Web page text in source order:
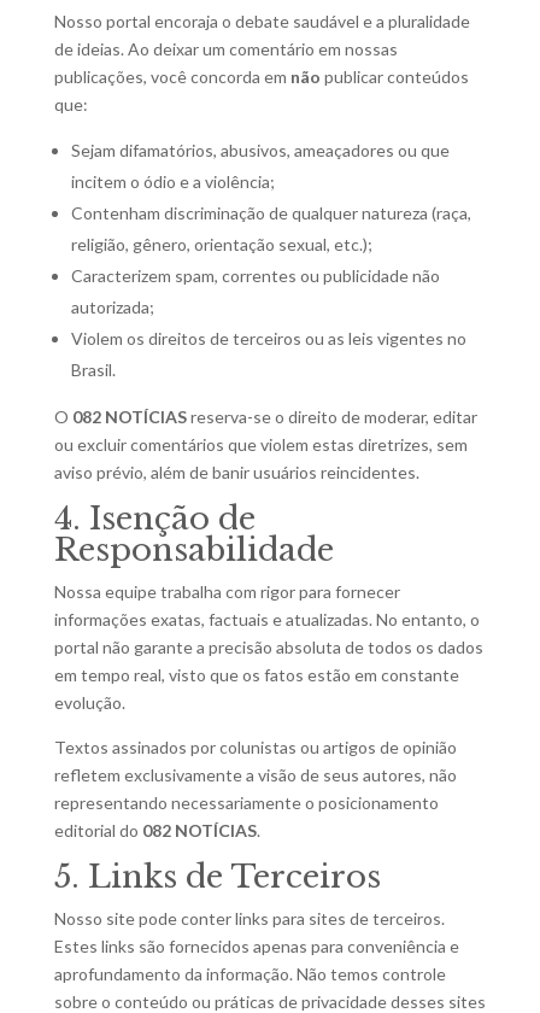
Nosso portal encoraja o debate saudável e a pluralidade
de ideias. Ao deixar um comentário em nossas
publicações, você concorda em não publicar conteúdos
que:
Sejam difamatórios, abusivos, ameaçadores ou que
incitem o ódio e a violência;
Contenham discriminação de qualquer natureza (raça,
religião, gênero, orientação sexual, etc.);
Caracterizem spam, correntes ou publicidade não
autorizada;
Violem os direitos de terceiros ou as leis vigentes no
Brasil.
O 082 NOTÍCIASreserva-se o direito de moderar, editar
ou excluir comentários que violem estas diretrizes, sem
aviso prévio, além de banir usuários reincidentes.
4. Isenção de
Responsabilidade
Nossa equipe trabalha com rigor para fornecer
informações exatas, factuais e atualizadas. No entanto, o
portal não garante a precisão absoluta de todos os dados
em tempo real, visto que os fatos estão em constante
evolução.
Textos assinados por colunistas ou artigos de opinião
refletem exclusivamente a visão de seus autores, não
representando necessariamente o posicionamento
editorial do 082 NOTÍCIAS.
5. Links de Terceiros
Nosso site pode conter links para sites de terceiros.
Estes links são fornecidos apenas para conveniência e
aprofundamento da informação. Não temos controle
sobre o conteúdo ou práticas de privacidade desses sites